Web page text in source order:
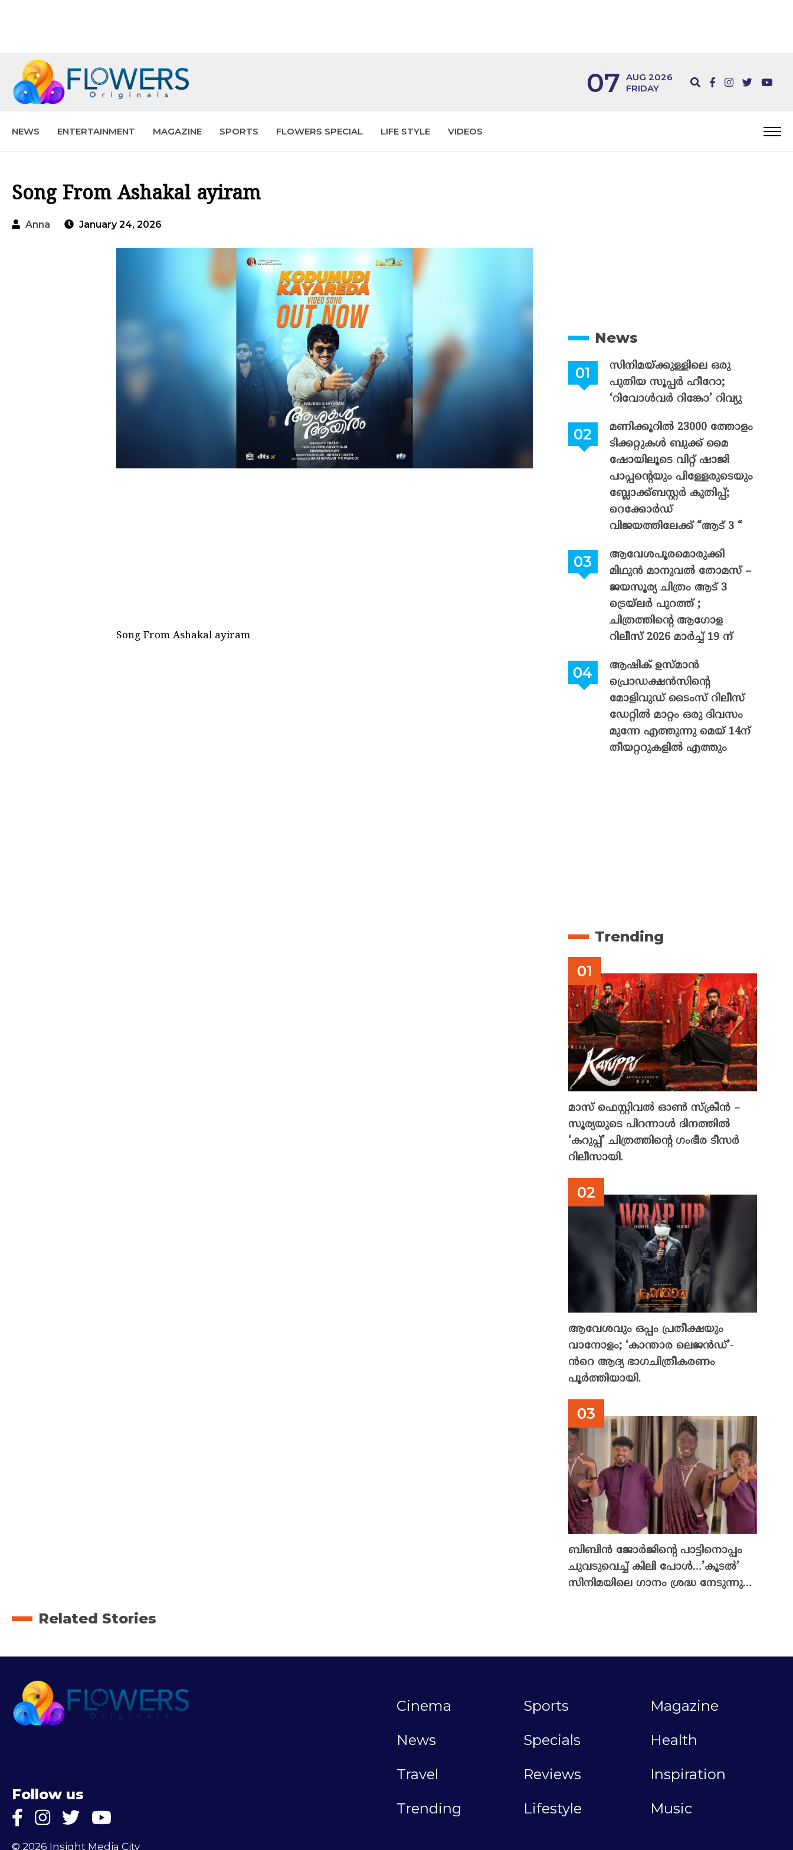
07 AUG 2026
FRIDAY
NEWS ENTERTAINMENT MAGAZINE SPORTS FLOWERS SPECIAL LIFE STYLE VIDEOS
Song From Ashakal ayiram
Anna January 24, 2026
Song From Ashakal ayiram
News
സിനിമയ്ക്കുള്ളിലെ ഒരു
പുതിയ സൂപ്പർ ഹീറോ;
‘റിവോൾവർ റിങ്കോ’ റിവ്യു
മണിക്കൂറിൽ 23000 ത്തോളം
ടിക്കറ്റുകൾ ബുക്ക് മൈ
ഷോയിലൂടെ വിറ്റ് ഷാജി
പാപ്പന്റെയും പിള്ളേരുടെയും
ബ്ലോക്ക്ബസ്റ്റർ കുതിപ്പ്;
റെക്കോർഡ്
വിജയത്തിലേക്ക് “ആട് 3 “
ആവേശപൂരമൊരുക്കി
മിഥുൻ മാനുവൽ തോമസ് –
ജയസൂര്യ ചിത്രം ആട് 3
ട്രെയ്‌ലർ പുറത്ത് ;
ചിത്രത്തിന്റെ ആഗോള
റിലീസ് 2026 മാർച്ച് 19 ന്
ആഷിക് ഉസ്മാൻ
പ്രൊഡക്ഷൻസിന്റെ
മോളിവുഡ് ടൈംസ് റിലീസ്
ഡേറ്റിൽ മാറ്റം ഒരു ദിവസം
മുന്നേ എത്തുന്നു മെയ് 14ന്
തീയറ്ററുകളിൽ എത്തും
Trending
മാസ് ഫെസ്റ്റിവൽ ഓൺ സ്‌ക്രീൻ –
സൂര്യയുടെ പിറന്നാൾ ദിനത്തിൽ
‘കറുപ്പ്’ ചിത്രത്തിന്റെ ഗംഭീര ടീസർ
റിലീസായി.
ആവേശവും ഒപ്പം പ്രതീക്ഷയും
വാനോളം; ‘കാന്താര ലെജൻഡ്’-
ൻറെ ആദ്യ ഭാഗചിത്രീകരണം
പൂർത്തിയായി.
ബിബിൻ ജോർജിന്റെ പാട്ടിനൊപ്പം
ചുവടുവെച്ച് കിലി പോൾ…’കൂടൽ’
സിനിമയിലെ ഗാനം ശ്രദ്ധ നേടുന്നു…
Related Stories
Follow us
© 2026 Insight Media City
Cinema Sports
Magazine
News
Specials
Health
Travel
Reviews
Inspiration
Trending
Lifestyle Music